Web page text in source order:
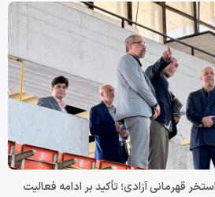
قهرمانی آزادی؛ تأکید بر ادامه فعالیت